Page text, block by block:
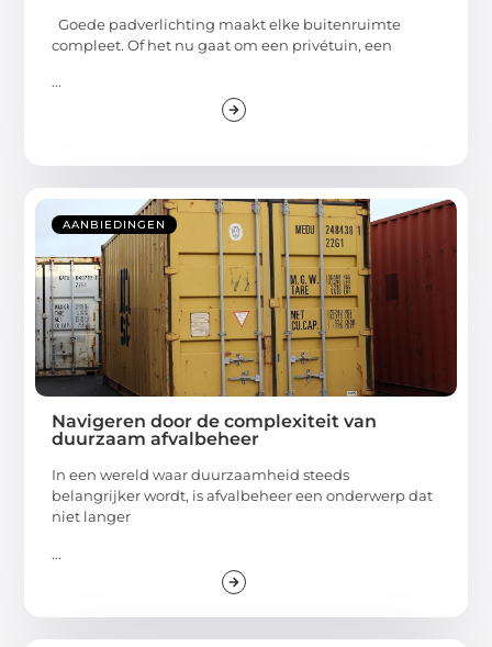
Goede padverlichting maakt elke buitenruimte
compleet. Of het nu gaat om een privétuin, een
...
AANBIEDINGEN
Navigeren door de complexiteit van
duurzaam afvalbeheer
In een wereld waar duurzaamheid steeds
belangrijker wordt, is afvalbeheer een onderwerp dat
niet langer
...